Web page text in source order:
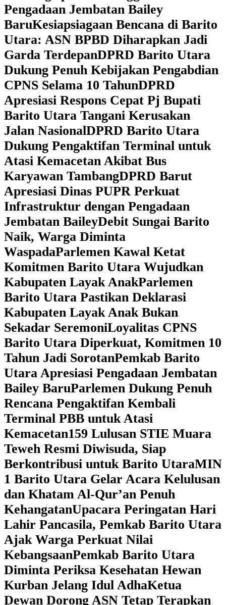
Pengadaan Jembatan Bailey
BaruKesiapsiagaan Bencana di Barito
Utara: ASN BPBD Diharapkan Jadi
Garda TerdepanDPRD Barito Utara
Dukung Penuh Kebijakan Pengabdian
CPNS Selama 10 TahunDPRD
Apresiasi Respons Cepat Pj Bupati
Barito Utara Tangani Kerusakan
Jalan NasionalDPRD Barito Utara
Dukung Pengaktifan Terminal untuk
Atasi Kemacetan Akibat Bus
Karyawan TambangDPRD Barut
Apresiasi Dinas PUPR Perkuat
Infrastruktur dengan Pengadaan
Jembatan BaileyDebit Sungai Barito
Naik, Warga Diminta
WaspadaParlemen Kawal Ketat
Komitmen Barito Utara Wujudkan
Kabupaten Layak AnakParlemen
Barito Utara Pastikan Deklarasi
Kabupaten Layak Anak Bukan
Sekadar SeremoniLoyalitas CPNS
Barito Utara Diperkuat, Komitmen 10
Tahun Jadi SorotanPemkab Barito
Utara Apresiasi Pengadaan Jembatan
Bailey BaruParlemen Dukung Penuh
Rencana Pengaktifan Kembali
Terminal PBB untuk Atasi
Kemacetan159 Lulusan STIE Muara
Teweh Resmi Diwisuda, Siap
Berkontribusi untuk Barito UtaraMIN
1 Barito Utara Gelar Acara Kelulusan
dan Khatam Al-Qur’an Penuh
KehangatanUpacara Peringatan Hari
Lahir Pancasila, Pemkab Barito Utara
Ajak Warga Perkuat Nilai
KebangsaanPemkab Barito Utara
Diminta Periksa Kesehatan Hewan
Kurban Jelang Idul AdhaKetua
Dewan Dorong ASN Tetap Terapkan